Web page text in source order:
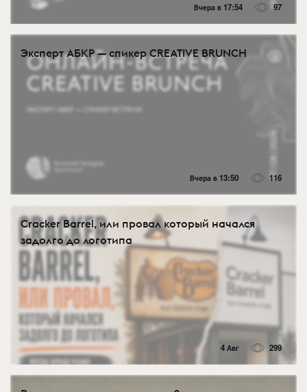
Вчера в 17:54 97
Эксперт АБКР — спикер CREATIVE BRUNCH
Вчера в 13:50 116
Cracker Barrel, или провал который начался
задолго до логотипа
4 Авг 299